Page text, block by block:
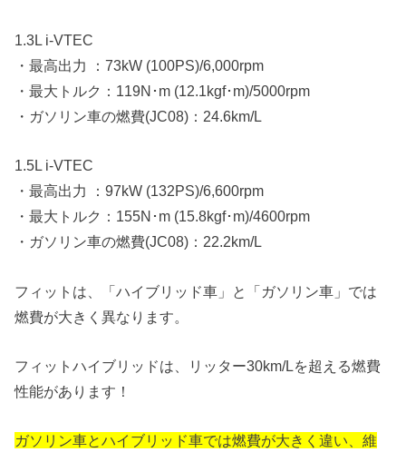
1.3L i-VTEC
・最高出力 ：73kW (100PS)/6,000rpm
・最大トルク：119N･m (12.1kgf･m)/5000rpm
・ガソリン車の燃費(JC08)：24.6km/L
1.5L i-VTEC
・最高出力 ：97kW (132PS)/6,600rpm
・最大トルク：155N･m (15.8kgf･m)/4600rpm
・ガソリン車の燃費(JC08)：22.2km/L
フィットは、「ハイブリッド車」と「ガソリン車」では
燃費が大きく異なります。
フィットハイブリッドは、リッター30km/Lを超える燃費
性能があります！
ガソリン車とハイブリッド車では燃費が大きく違い、維